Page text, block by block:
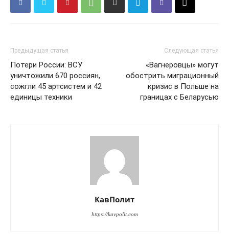
Предыдущая статья
Потери России: ВСУ
уничтожили 670 россиян,
сожгли 45 артсистем и 42
единицы техники
Следующая статья
«Вагнеровцы» могут
обострить миграционный
кризис в Польше на
границах с Беларусью
КавПолит
https://kavpolit.com